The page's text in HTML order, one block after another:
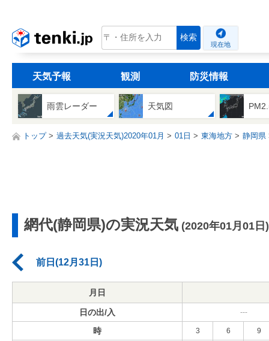
tenki.jp 検索
現在地
天気予報 観測 防災情報
雨雲レーダー 天気図
トップ 過去天気(実況天気)2020年01月 01日 東海地方 静岡県
網代(静岡県)の実況天気 (2020年01月01日)
前日(12月31日)
月日
日の出/入 ---
時 3 6 9